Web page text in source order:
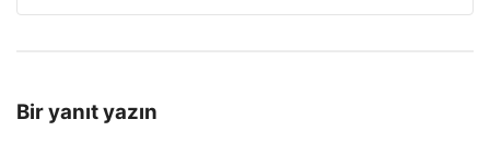
Bir yanıt yazın